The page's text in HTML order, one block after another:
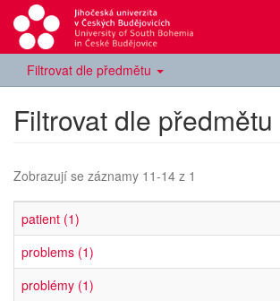
Filtrovat dle předmětu
Filtrovat dle předmětu
Zobrazují se záznamy 11-14 z 1
patient (1)
problems (1)
problémy (1)